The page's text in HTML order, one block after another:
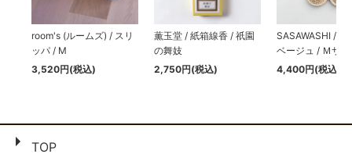
room's (ルームズ) / スリ
ッパ / M
3,520円(税込)
薫玉堂 / 紙箱線香 / 祇園
の舞妓
2,750円(税込)
SASAWASHI / ス
ベージュ / Ｍサ
4,400円(税込)
TOP